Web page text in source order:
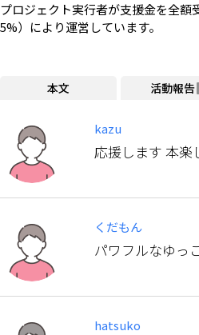
プロジェクト実行者が支援金を全
5%）により運営しています。
本文 活動報告
kazu
応援します 本楽
くだもん
パワフルなゆっ
hatsuko